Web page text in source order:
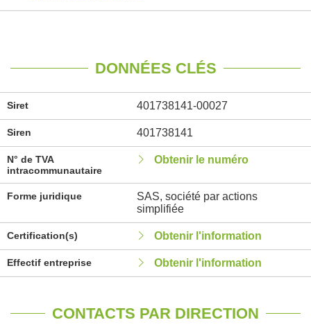
DONNÉES CLÉS
Siret 401738141-00027
Siren 401738141
N° de TVA
intracommunautaire
Obtenir le numéro
Forme juridique
SAS, société par actions
simplifiée
Certification(s) Obtenir l'information
Effectif entreprise Obtenir l'information
CONTACTS PAR DIRECTION